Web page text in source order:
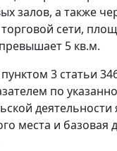
залов, а также
сети,
5 кв.м.
пунктом 3 статьи
по
деятельности
места и базовая